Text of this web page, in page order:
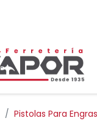
Pistolas Para